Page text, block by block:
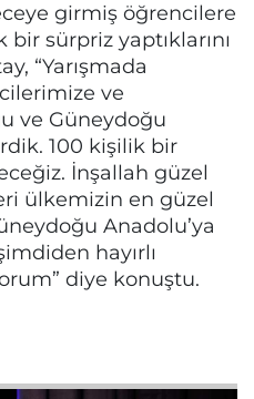
girmiş öğrencilere
sürpriz yaptıklarını
“Yarışmada
ve
ve Güneydoğu
100 kişilik bir
İnşallah güzel
ülkemizin en güzel
Anadolu’ya
hayırlı
diye konuştu.